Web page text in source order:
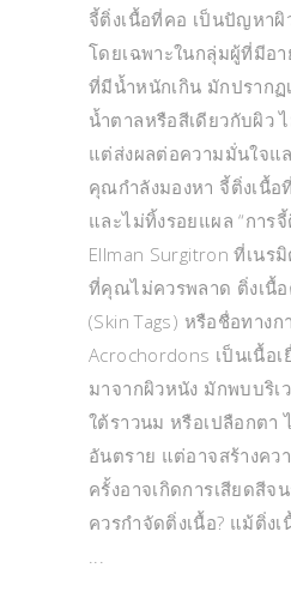
จี้ติ่งเนื้อที่คอ เป็นปัญหา
โดยเฉพาะในกลุ่มผู้ที่มีอ
ที่มีน้ำหนักเกิน มักปรากฏ
น้ำตาลหรือสีเดียวกับผิว
แต่ส่งผลต่อความมั่นใจแ
คุณกำลังมองหา จี้ติ่งเนื้
และไม่ทิ้งรอยแผล “การ
Ellman Surgitron ที่เนร
ที่คุณไม่ควรพลาด ติ่งเนื้อ
(Skin Tags) หรือชื่อทาง
Acrochordons เป็นเนื้อ
มาจากผิวหนัง มักพบบริ
ใต้ราวนม หรือเปลือกตา
อันตราย แต่อาจสร้างคว
ครั้งอาจเกิดการเสียดสีจ
ควรกำจัดติ่งเนื้อ? แม้ติ่ง